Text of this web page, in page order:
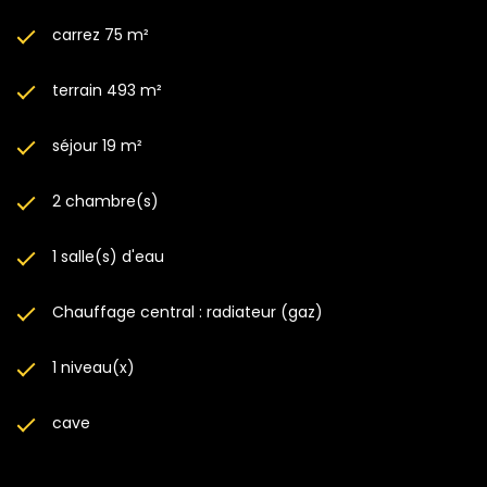
carrez 75 m²
terrain 493 m²
séjour 19 m²
2 chambre(s)
1 salle(s) d'eau
Chauffage central : radiateur (gaz)
1 niveau(x)
cave